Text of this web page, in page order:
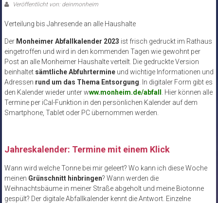
Veröffentlicht von: deinmonheim
Verteilung bis Jahresende an alle Haushalte
Der Monheimer Abfallkalender 2023 ist frisch gedruckt im Rathaus
eingetroffen und wird in den kommenden Tagen wie gewohnt per
Post an alle Monheimer Haushalte verteilt. Die gedruckte Version
beinhaltet sämtliche Abfuhrtermineund wichtige Informationen und
Adressen rund um das Thema Entsorgung . In digitaler Form gibt es
den Kalender wieder unter www.monheim.de/abfall . Hier können alle
Termine per iCal-Funktion in den persönlichen Kalender auf dem
Smartphone, Tablet oder PC übernommen werden.
Jahreskalender: Termine mit einem Klick
Wann wird welche Tonne bei mir geleert? Wo kann ich diese Woche
meinen Grünschnitt hinbringen? Wann werden die
Weihnachtsbäume in meiner Straße abgeholt und meine Biotonne
gespült? Der digitale Abfallkalender kennt die Antwort. Einzelne